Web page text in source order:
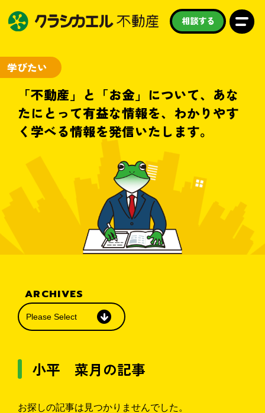
私たちについて
売りたい
借りたい
学びたい
守りたい
お知らせ
スタッフ紹介
よくある質問
採用情報
無料・オンライン相談予約
お電話での問い合わせ
相談する
学びたい
「不動産」と「お金」について、あな
たにとって有益な情報を、わかりやす
く学べる情報を発信いたします。
ARCHIVES
小平 菜月の記事
お探しの記事は見つかりませんでした。